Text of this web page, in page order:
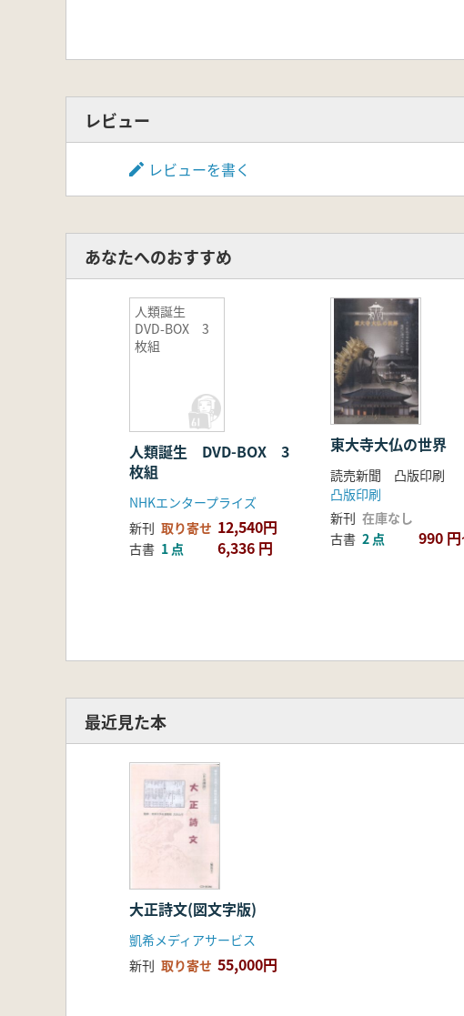
レビュー
レビューを書く
あなたへのおすすめ
人類誕生
DVD-BOX 3
枚組
人類誕生 DVD-BOX 3
枚組
NHKエンタープライズ
新刊 取り寄せ 12,540円
古書 1 点 6,336 円
東大寺大仏の世界
読売新聞 凸版印刷
凸版印刷
新刊 在庫なし
古書 2 点 990
最近見た本
大正詩文(図文字版)
凱希メディアサービス
新刊 取り寄せ 55,000円